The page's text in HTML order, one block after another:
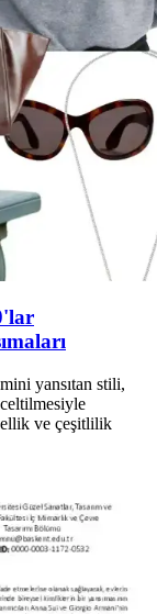
yansıtan stili,
ve çeşitlilik